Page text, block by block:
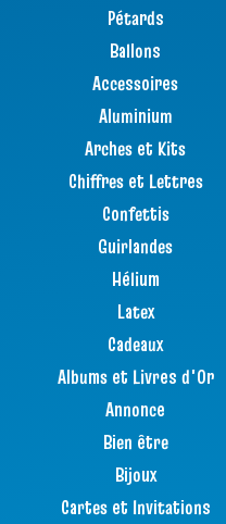
Pétards
Ballons
Accessoires
Aluminium
Arches et Kits
Chiffres et Lettres
Confettis
Guirlandes
Hélium
Latex
Cadeaux
Albums et Livres d'Or
Annonce
Bien être
Bijoux
Cartes et Invitations